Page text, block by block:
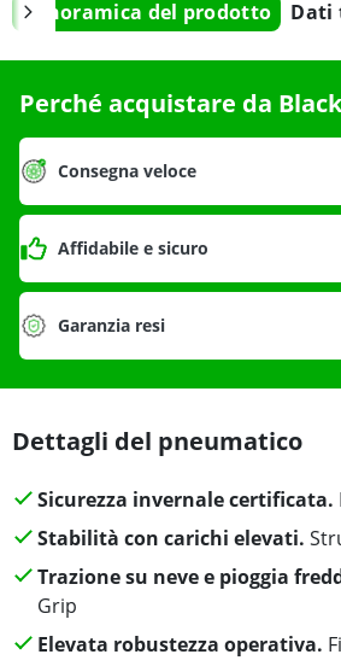
Panoramica del prodotto Dati
Perché acquistare da
Consegna veloce
Affidabile e sicuro
Garanzia resi
Dettagli del pneumatico
Sicurezza invernale certificata.
Stabilità con carichi elevati.
Trazione su neve e pioggia
Grip
Elevata robustezza operativa.